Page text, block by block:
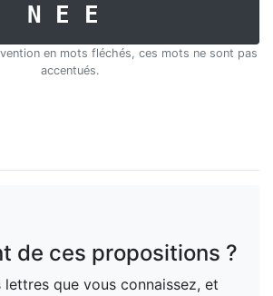
NEE
en mots fléchés, ces mots ne sont pas
accentués.
de ces propositions ?
lettres que vous connaissez, et